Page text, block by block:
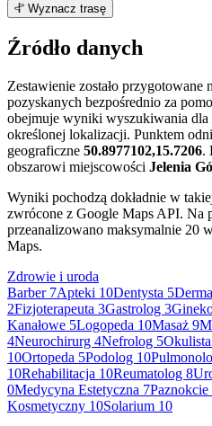
+
−
Wyznacz trasę
Źródło danych
Zestawienie zostało przygotowane
pozyskanych bezpośrednio za
obejmuje wyniki wyszukiwania
określonej lokalizacji. Punktem
geograficzne 50.8977102,15.7206.
obszarowi miejscowości Jelenia
Wyniki pochodzą dokładnie w
zwrócone z Google Maps API. Na
przeanalizowano maksymalnie 20
Maps.
Zdrowie i uroda
Barber 7Apteki 10Dentysta 5
2Fizjoterapeuta 3Gastrolog 3
Kanałowe 5Logopeda 10Masaż 9
4Neurochirurg 4Nefrolog 5Okulista
10Ortopeda 5Podolog 10
10Rehabilitacja 10Reumatolog 8
0Medycyna Estetyczna 7Paznokcie
Kosmetyczny 10Solarium 10